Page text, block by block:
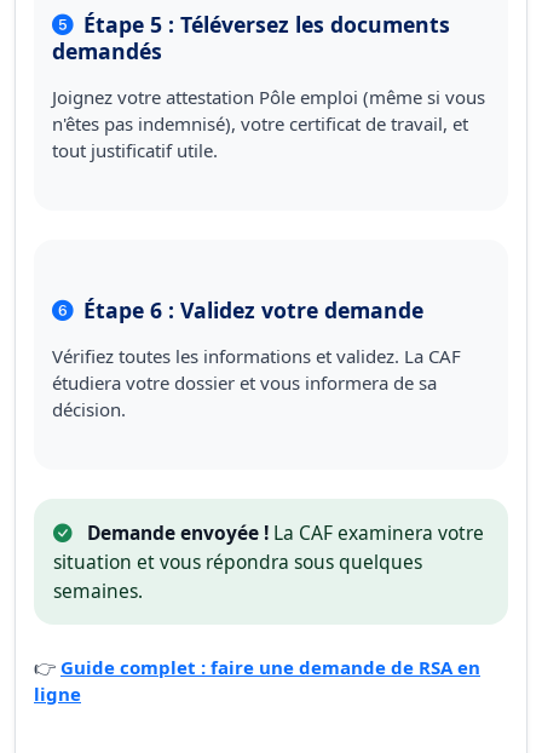
Étape 5 : Téléversez les documents
demandés
Joignez votre attestation Pôle emploi (même si vous
n'êtes pas indemnisé), votre certificat de travail, et
tout justificatif utile.
Étape 6 : Validez votre demande
Vérifiez toutes les informations et validez. La CAF
étudiera votre dossier et vous informera de sa
décision.
Demande envoyée ! La CAF examinera votre
situation et vous répondra sous quelques
semaines.
👉 Guide complet : faire une demande de RSA en
ligne